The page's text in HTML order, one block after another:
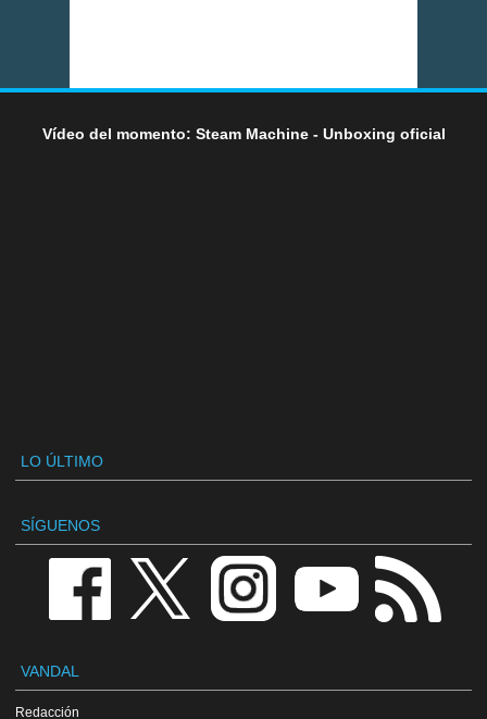
Vídeo del momento: Steam Machine - Unboxing oficial
LO ÚLTIMO
SÍGUENOS
VANDAL
Redacción